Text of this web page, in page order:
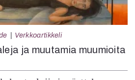
Verkkoartikkeli
ja muutamia muumioita